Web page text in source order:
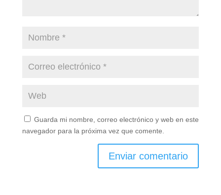
Guarda mi nombre, correo electrónico y web en este
navegador para la próxima vez que comente.